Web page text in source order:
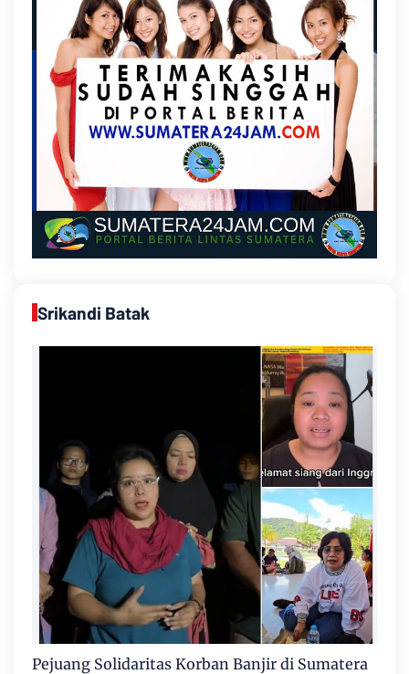
Srikandi Batak
Pejuang Solidaritas Korban Banjir di Sumatera